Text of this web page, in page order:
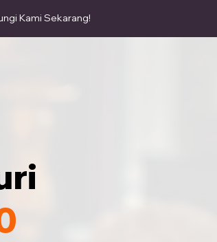
Kami Sekarang!